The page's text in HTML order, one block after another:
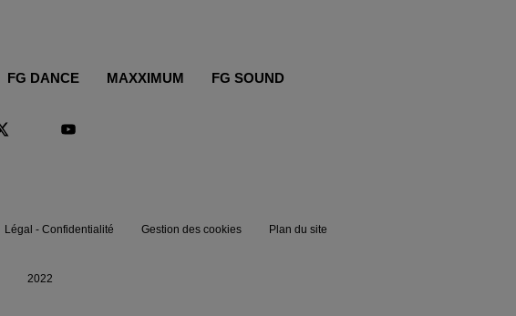
FG DANCE MAXXIMUM FG SOUND
Légal - Confidentialité Gestion des cookies Plan du site
2022